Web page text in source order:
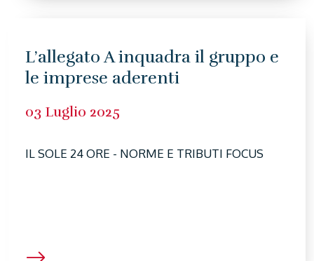
L’allegato A inquadra il gruppo e
le imprese aderenti
03 Luglio 2025
IL SOLE 24 ORE - NORME E TRIBUTI FOCUS